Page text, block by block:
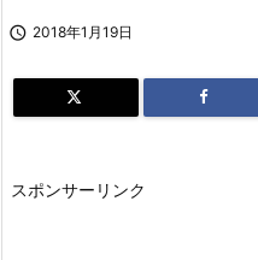
 2018年1月19日
スポンサーリンク